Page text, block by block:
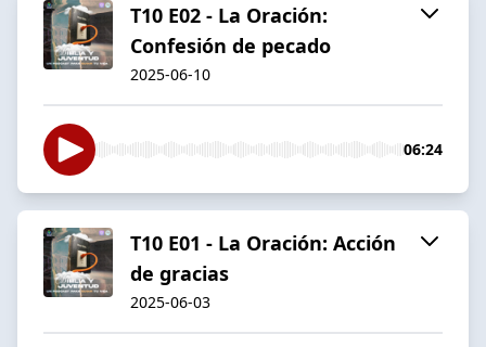
T10 E02 - La Oración:
Confesión de pecado
2025-06-10
06:24
T10 E01 - La Oración: Acción
de gracias
2025-06-03